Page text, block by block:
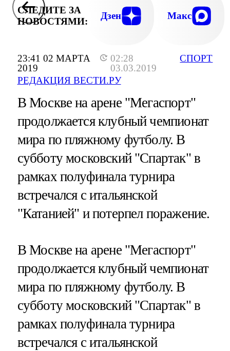
23:41 02 МАРТА
2019
02:28
03.03.2019
РЕДАКЦИЯ ВЕСТИ.РУ
СПОРТ
СЛЕДИТЕ ЗА
НОВОСТЯМИ:
Дзен Макс
В Москве на арене "Мегаспорт"
продолжается клубный чемпионат
мира по пляжному футболу. В
субботу московский "Спартак" в
рамках полуфинала турнира
встречался с итальянской
"Катанией" и потерпел поражение.
В Москве на арене "Мегаспорт"
продолжается клубный чемпионат
мира по пляжному футболу. В
субботу московский "Спартак" в
рамках полуфинала турнира
встречался с итальянской